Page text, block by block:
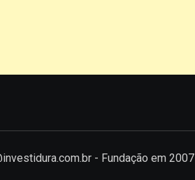
- Fundação em 2007